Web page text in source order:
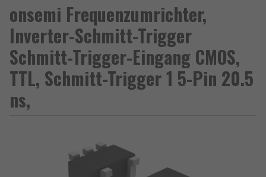
onsemi Frequenzumrichter,
Inverter-Schmitt-Trigger
Schmitt-Trigger-Eingang CMOS,
TTL, Schmitt-Trigger 1 5-Pin 20.5
ns,